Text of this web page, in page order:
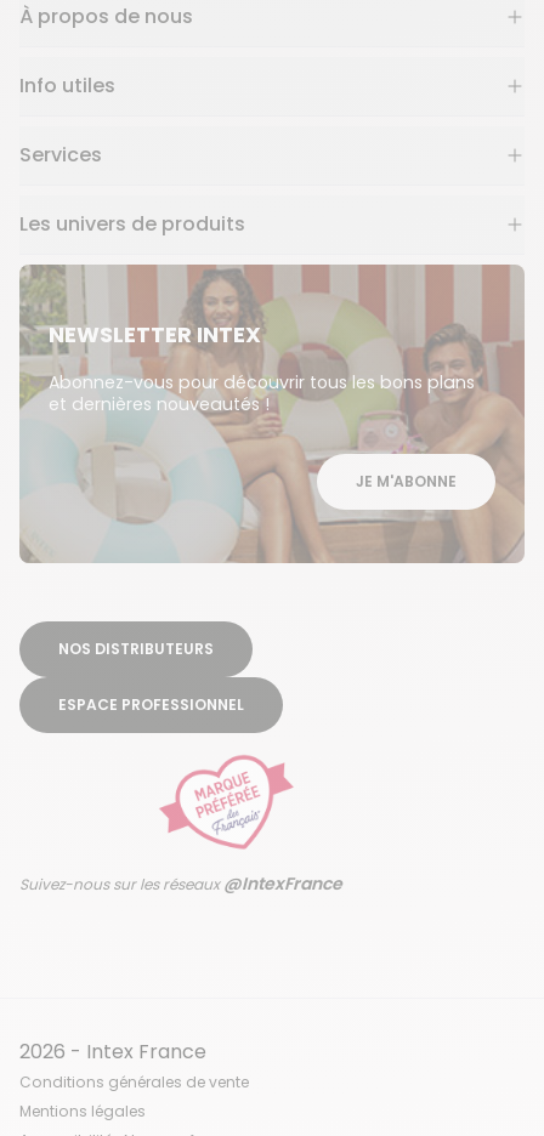
À propos de nous
Info utiles
Services
Les univers de produits
NEWSLETTER INTEX
Abonnez-vous pour découvrir tous les bons plans
et dernières nouveautés !
JE M'ABONNE
NOS DISTRIBUTEURS
ESPACE PROFESSIONNEL
Suivez-nous sur les réseaux@IntexFrance
2026 - Intex France
Conditions générales de vente
Mentions légales